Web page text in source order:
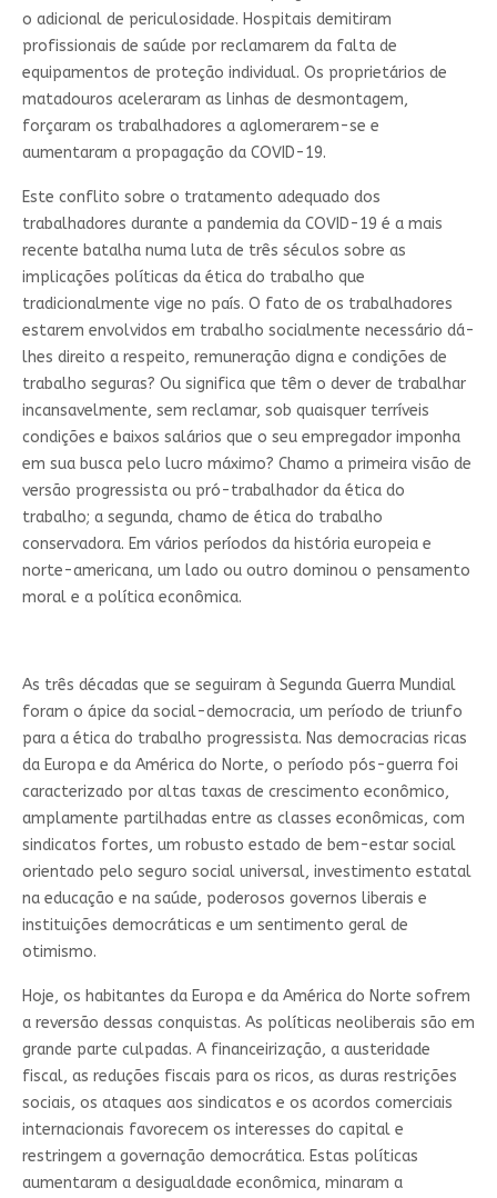
o adicional de periculosidade. Hospitais demitiram
profissionais de saúde por reclamarem da falta de
equipamentos de proteção individual. Os proprietários de
matadouros aceleraram as linhas de desmontagem,
forçaram os trabalhadores a aglomerarem-se e
aumentaram a propagação da COVID-19.
Este conflito sobre o tratamento adequado dos
trabalhadores durante a pandemia da COVID-19 é a mais
recente batalha numa luta de três séculos sobre as
implicações políticas da ética do trabalho que
tradicionalmente vige no país. O fato de os trabalhadores
estarem envolvidos em trabalho socialmente necessário dá-
lhes direito a respeito, remuneração digna e condições de
trabalho seguras? Ou significa que têm o dever de trabalhar
incansavelmente, sem reclamar, sob quaisquer terríveis
condições e baixos salários que o seu empregador imponha
em sua busca pelo lucro máximo? Chamo a primeira visão de
versão progressista ou pró-trabalhador da ética do
trabalho; a segunda, chamo de ética do trabalho
conservadora. Em vários períodos da história europeia e
norte-americana, um lado ou outro dominou o pensamento
moral e a política econômica.
As três décadas que se seguiram à Segunda Guerra Mundial
foram o ápice da social-democracia, um período de triunfo
para a ética do trabalho progressista. Nas democracias ricas
da Europa e da América do Norte, o período pós-guerra foi
caracterizado por altas taxas de crescimento econômico,
amplamente partilhadas entre as classes econômicas, com
sindicatos fortes, um robusto estado de bem-estar social
orientado pelo seguro social universal, investimento estatal
na educação e na saúde, poderosos governos liberais e
instituições democráticas e um sentimento geral de
otimismo.
Hoje, os habitantes da Europa e da América do Norte sofrem
a reversão dessas conquistas. As políticas neoliberais são em
grande parte culpadas. A financeirização, a austeridade
fiscal, as reduções fiscais para os ricos, as duras restrições
sociais, os ataques aos sindicatos e os acordos comerciais
internacionais favorecem os interesses do capital e
restringem a governação democrática. Estas políticas
aumentaram a desigualdade econômica, minaram a